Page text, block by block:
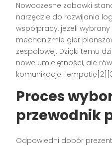
Nowoczesne zabawki
narzędzie do rozwijania
współpracy, jeżeli
mechanizmie gier
zespołowej. Dzięki temu
nowe umiejętności, ale
komunikację i empatię
Proces
przewodnik
Odpowiedni dobór